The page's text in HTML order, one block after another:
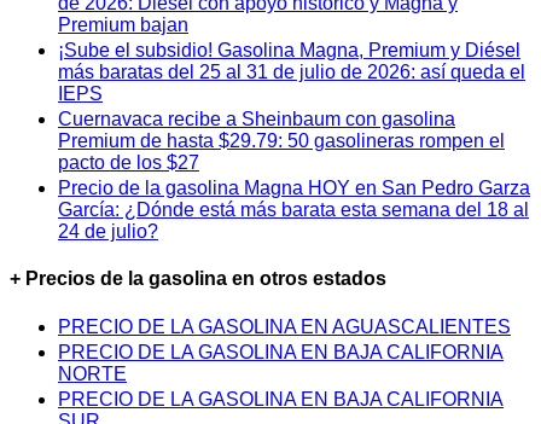
Premium bajan
¡Sube el subsidio! Gasolina Magna, Premium y Diésel
más baratas del 25 al 31 de julio de 2026: así queda el
IEPS
Cuernavaca recibe a Sheinbaum con gasolina
Premium de hasta $29.79: 50 gasolineras rompen el
pacto de los $27
Precio de la gasolina Magna HOY en San Pedro Garza
García: ¿Dónde está más barata esta semana del 18 al
24 de julio?
+ Precios de la gasolina en otros estados
PRECIO DE LA GASOLINA EN AGUASCALIENTES
PRECIO DE LA GASOLINA EN BAJA CALIFORNIA
NORTE
PRECIO DE LA GASOLINA EN BAJA CALIFORNIA